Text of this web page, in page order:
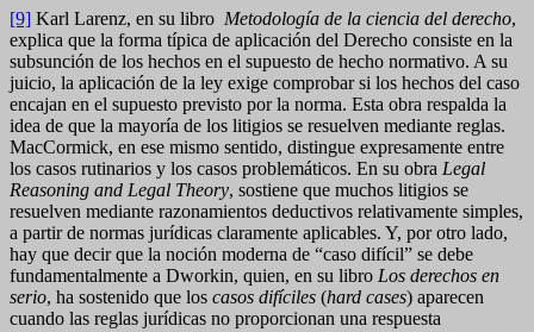
[9] Karl Larenz, en su libro Metodología de la ciencia del derecho,
explica que la forma típica de aplicación del Derecho consiste en la
subsunción de los hechos en el supuesto de hecho normativo. A su
juicio, la aplicación de la ley exige comprobar si los hechos del caso
encajan en el supuesto previsto por la norma. Esta obra respalda la
idea de que la mayoría de los litigios se resuelven mediante reglas.
MacCormick, en ese mismo sentido, distingue expresamente entre
los casos rutinarios y los casos problemáticos. En su obra Legal
Reasoning and Legal Theory, sostiene que muchos litigios se
resuelven mediante razonamientos deductivos relativamente simples,
a partir de normas jurídicas claramente aplicables. Y, por otro lado,
hay que decir que la noción moderna de “caso difícil” se debe
fundamentalmente a Dworkin, quien, en su libro Los derechos en
serio, ha sostenido que los casos difíciles (hard cases) aparecen
cuando las reglas jurídicas no proporcionan una respuesta